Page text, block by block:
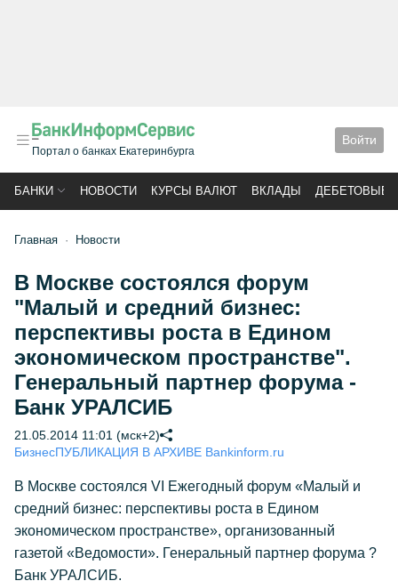
Портал о банках Екатеринбурга
Войти
БАНКИ НОВОСТИ КУРСЫ ВАЛЮТ ВКЛАДЫ ДЕБЕТОВЫЕ
Главная Новости
В Москве состоялся форум
"Малый и средний бизнес:
перспективы роста в Едином
экономическом пространстве".
Генеральный партнер форума -
Банк УРАЛСИБ
21.05.2014 11:01 (мск+2)
БизнесПУБЛИКАЦИЯ В АРХИВЕ Bankinform.ru
В Москве состоялся VI Ежегодный форум «Малый и
средний бизнес: перспективы роста в Едином
экономическом пространстве», организованный
газетой «Ведомости». Генеральный партнер форума ?
Банк УРАЛСИБ.